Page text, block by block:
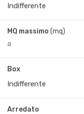
Indifferente
MQ massimo (mq)
Box
Indifferente
Arredato